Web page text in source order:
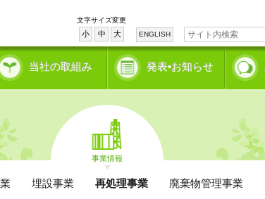
文字サイズ変更
小 中 大 ENGLISH
当社の取組み 発表•お知らせ
事業情報
埋設事業 再処理事業 廃棄物管理事業